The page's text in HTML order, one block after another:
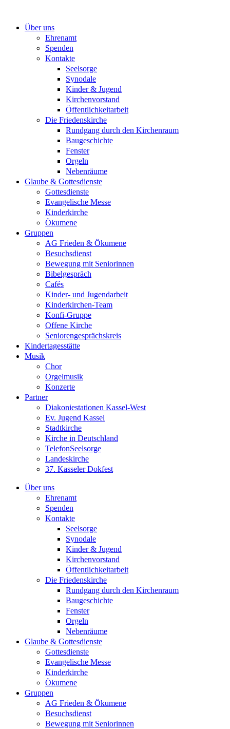
springenÜber uns
Ehrenamt
Spenden
Kontakte
Seelsorge
Synodale
Kinder & Jugend
Kirchenvorstand
Öffentlichkeitarbeit
Die Friedenskirche
Rundgang durch den Kirchenraum
Baugeschichte
Fenster
Orgeln
Nebenräume
Glaube & Gottesdienste
Gottesdienste
Evangelische Messe
Kinderkirche
Ökumene
Gruppen
AG Frieden & Ökumene
Besuchsdienst
Bewegung mit Seniorinnen
Bibelgespräch
Cafés
Kinder- und Jugendarbeit
Kinderkirchen-Team
Konfi-Gruppe
Offene Kirche
Seniorengesprächskreis
Kindertagesstätte
Musik
Chor
Orgelmusik
Konzerte
Partner
Diakoniestationen Kassel-West
Ev. Jugend Kassel
Stadtkirche
Kirche in Deutschland
TelefonSeelsorge
Landeskirche
37. Kasseler Dokfest
Über uns
Ehrenamt
Spenden
Kontakte
Seelsorge
Synodale
Kinder & Jugend
Kirchenvorstand
Öffentlichkeitarbeit
Die Friedenskirche
Rundgang durch den Kirchenraum
Baugeschichte
Fenster
Orgeln
Nebenräume
Glaube & Gottesdienste
Gottesdienste
Evangelische Messe
Kinderkirche
Ökumene
Gruppen
AG Frieden & Ökumene
Besuchsdienst
Bewegung mit Seniorinnen